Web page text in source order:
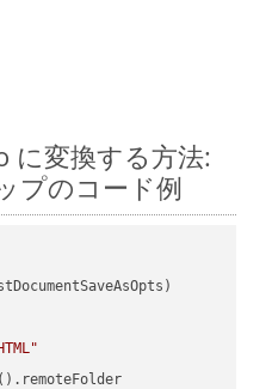
に変換する方法:
プのコード例
().remoteFolder